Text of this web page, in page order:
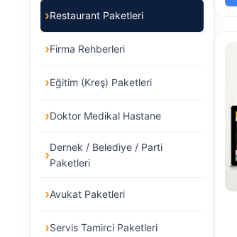
Restaurant Paketleri
Firma Rehberleri
Eğitim (Kreş) Paketleri
Doktor Medikal Hastane
Dernek / Belediye / Parti
Paketleri
Avukat Paketleri
Servis Tamirci Paketleri